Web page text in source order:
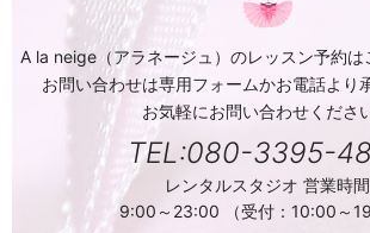
A la neige（アラネージュ）のレッスン予約は
お問い合わせは専用フォームかお電話より
お気軽にお問い合わせください
TEL:080-3395-
レンタルスタジオ 営業時間
9:00～23:00 （受付：10:00～